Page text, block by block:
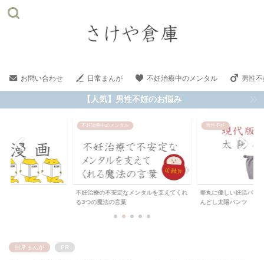
お問い合わせ 日常まんが 不妊治療中のメンタル 男性
【人気】男性不妊のお悩み
不妊治療中のメンタル
不妊治療の不安定なメンタルを支えてくれ
る3つの魔法の言葉
男性不妊
睾丸に優しい妊活パン
んどし太陽パンツ
日常まんが PR